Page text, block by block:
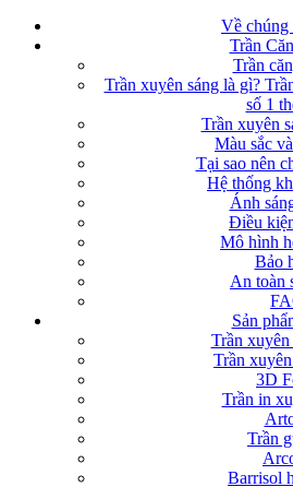
Về chúng
Trần
Trần
Trần xuyên sáng là gì?
số 1
Trần xuyên
Màu sắc
Tại sao nên
Hệ thống
Ánh
Điều
Mô hình
Bảo
An toàn
Sản
Trần xuyên
Trần
3D
Trần in
Trần
Barrisol